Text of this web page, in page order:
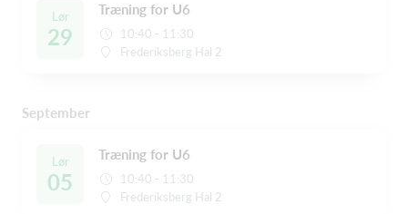
Lør
29
Træning for U6
10:40 - 11:30
Frederiksberg Hal 2
September
Lør
05
Træning for U6
10:40 - 11:30
Frederiksberg Hal 2